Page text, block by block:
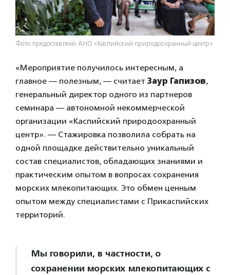
Фото предоставлено АНО «Каспийский природоохранный центр»
«Мероприятие получилось интересным, а
главное — полезным, — считает Заур Гапизов,
генеральный директор одного из партнеров
семинара — автономной некоммерческой
организации «Каспийский природоохранный
центр». — Стажировка позволила собрать на
одной площадке действительно уникальный
состав специалистов, обладающих знаниями и
практическим опытом в вопросах сохранения
морских млекопитающих. Это обмен ценным
опытом между специалистами с Прикаспийских
территорий.
Мы говорили, в частности, о
сохранении морских млекопитающих с